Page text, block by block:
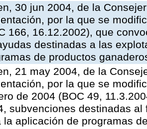
30 jun 2004, de la
por la que se
166, 16.12.2002), que
destinadas a las
de productos
21 may 2004, de la
por la que se
de 2004 (BOC 49,
subvenciones destinadas
la aplicación de programas